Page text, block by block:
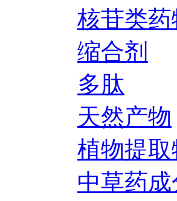
核苷类药
缩合剂
多肽
天然产物
植物提取
中草药成